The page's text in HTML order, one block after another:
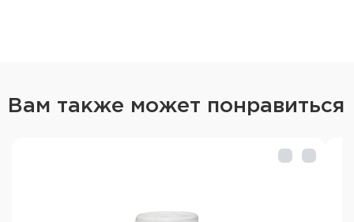
Вам также может понравиться